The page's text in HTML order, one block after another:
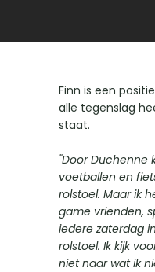
Finn is een
alle tegenslag
staat.
"Door Duchenne
voetballen en
rolstoel. Maar ik
game vrienden,
iedere zaterdag
rolstoel. Ik kijk
niet naar wat ik